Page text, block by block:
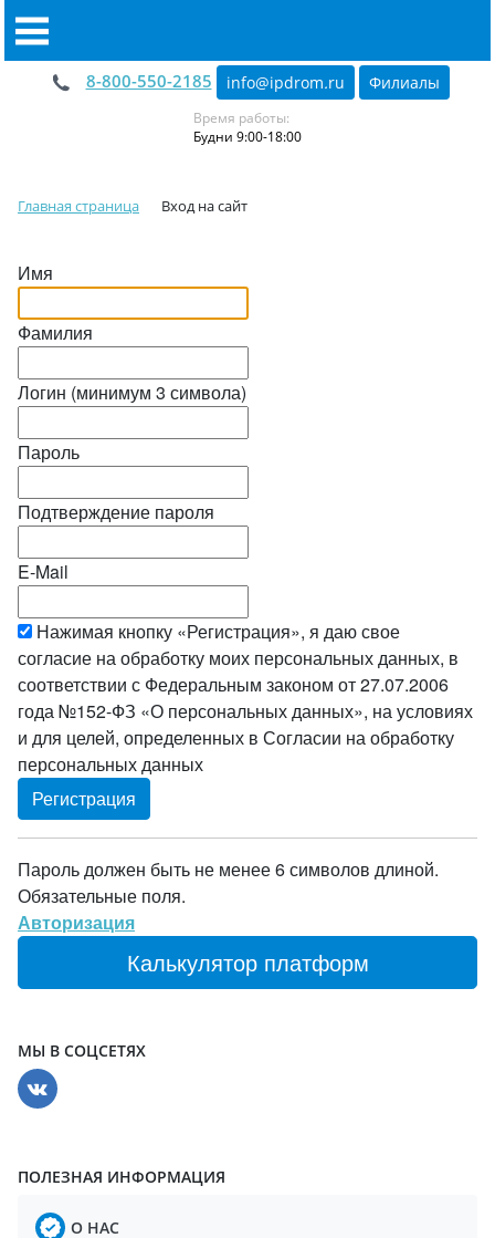
8-800-550-2185 info@ipdrom.ru Филиалы
Время работы:
Будни 9:00-18:00
Главная страница Вход на сайт
Имя
Фамилия
Логин (минимум 3 символа)
Пароль
Подтверждение пароля
E-Mail
Нажимая кнопку «Регистрация», я даю свое
согласие на обработку моих персональных данных, в
соответствии с Федеральным законом от 27.07.2006
года №152-ФЗ «О персональных данных», на условиях
и для целей, определенных в Согласии на обработку
персональных данных
Пароль должен быть не менее 6 символов длиной.
Обязательные поля.
Авторизация
Калькулятор платформ
МЫ В СОЦСЕТЯХ
ПОЛЕЗНАЯ ИНФОРМАЦИЯ
О НАС